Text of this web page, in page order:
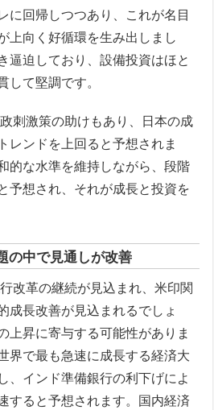
に回帰しつつあり、これが名目
上向く好循環を生み出しまし
逼迫しており、設備投資はほと
して堅調です。
刺激策の助けもあり、日本の成
レンドを上回ると予想されま
的な水準を維持しながら、段階
予想され、それが成長と投資を
の中で見通しが改善
改革の継続が見込まれ、米印関
成長改善が見込まれるでしょ
上昇に寄与する可能性がありま
界で最も急速に成長する経済大
、インド準備銀行の利下げによ
すると予想されます。国内経済